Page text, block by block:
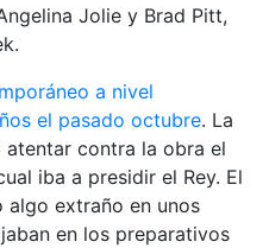
Jolie y Brad Pitt,
a nivel
el pasado octubre. La
atentar contra la obra el
iba a presidir el Rey. El
algo extraño en unos
en los preparativos